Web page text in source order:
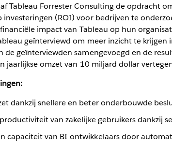
Tableau Forrester Consulting de opdracht
(ROI) voor bedrijven te
impact van Tableau op hun
geïnterviewd om meer inzicht te
de geïnterviewden samengevoegd en de
jaarlijkse omzet van 10 miljard dollar
dankzij snellere en beter onderbouwde
van zakelijke gebruikers dankzij
capaciteit van BI-ontwikkelaars door